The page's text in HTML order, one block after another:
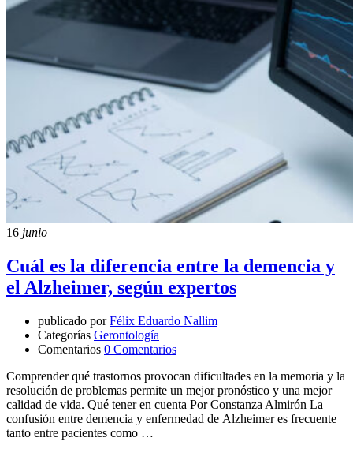
16 junio
Cuál es la diferencia entre la demencia y
el Alzheimer, según expertos
publicado por Félix Eduardo Nallim
Categorías Gerontología
Comentarios 0 Comentarios
Comprender qué trastornos provocan dificultades en la memoria y la
resolución de problemas permite un mejor pronóstico y una mejor
calidad de vida. Qué tener en cuenta Por Constanza Almirón La
confusión entre demencia y enfermedad de Alzheimer es frecuente
tanto entre pacientes como …